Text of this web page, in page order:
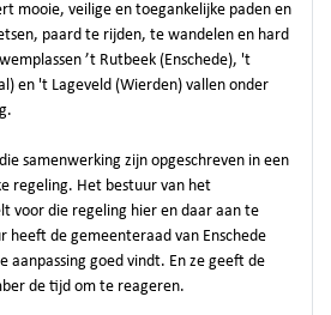
mooie, veilige en toegankelijke paden en
paard te rijden, te wandelen en hard
’t Rutbeek (Enschede), 't
en 't Lageveld (Wierden) vallen onder
samenwerking zijn opgeschreven in een
regeling. Het bestuur van het
voor die regeling hier en daar aan te
heeft de gemeenteraad van Enschede
aanpassing goed vindt. En ze geeft de
de tijd om te reageren.